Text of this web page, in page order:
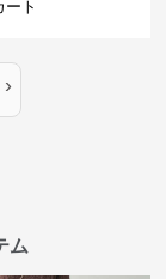
ート
›
ム